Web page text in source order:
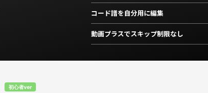
コード譜を自分用に編集
動画プラスでスキップ制限なし
初心者ver